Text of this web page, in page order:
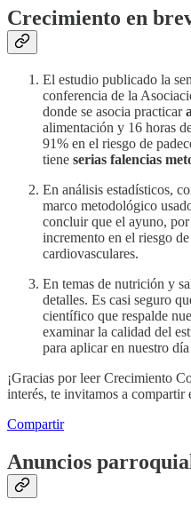
Crecimiento en
El estudio publicado la
conferencia de la
donde se asocia practicar
alimentación y 16 horas
91% en el riesgo de
tiene serias falencias
En análisis estadísticos,
marco metodológico
concluir que el ayuno,
incremento en el riesgo
cardiovasculares.
En temas de nutrición y
detalles. Es casi seguro
científico que respalde
examinar la calidad del
para aplicar en nuestro
¡Gracias por leer Crecimiento
interés, te invitamos a compartir
Compartir
Anuncios